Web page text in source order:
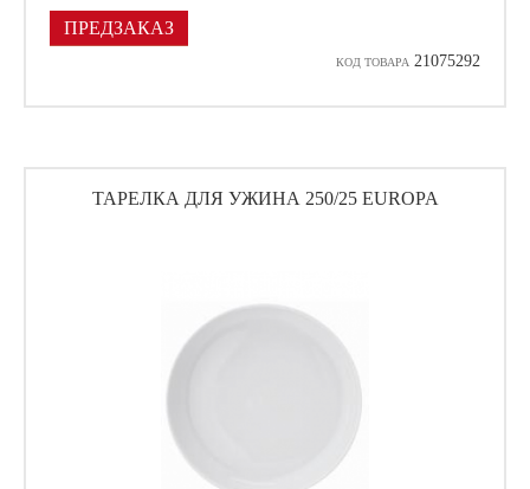
ПРЕДЗАКАЗ
КОД ТОВАРА 21075292
ТАРЕЛКА ДЛЯ УЖИНА 250/25 EUROPA